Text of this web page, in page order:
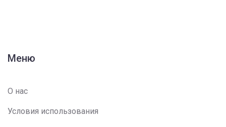
Меню
О нас
Условия использования